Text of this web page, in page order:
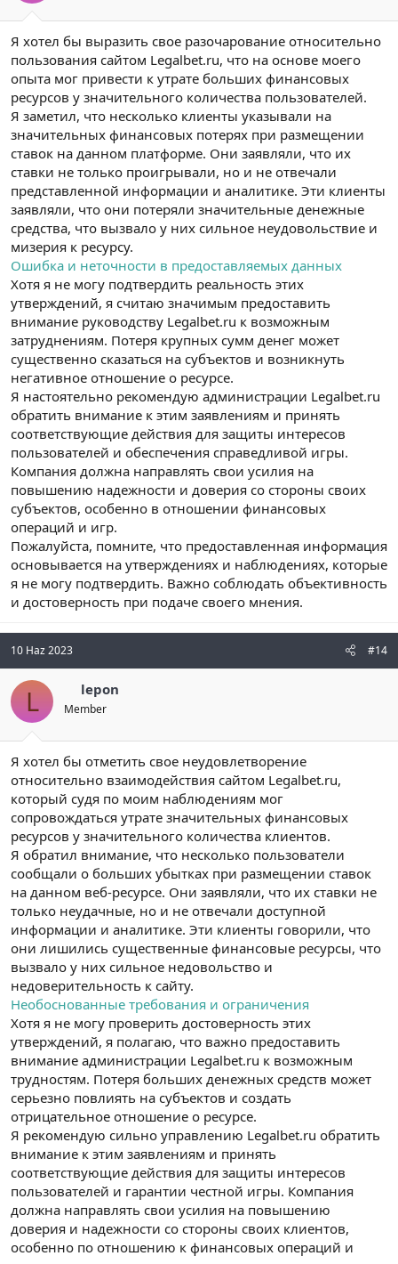
Я хотел бы выразить свое разочарование относительно
пользования сайтом Legalbet.ru, что на основе моего
опыта мог привести к утрате больших финансовых
ресурсов у значительного количества пользователей.
Я заметил, что несколько клиенты указывали на
значительных финансовых потерях при размещении
ставок на данном платформе. Они заявляли, что их
ставки не только проигрывали, но и не отвечали
представленной информации и аналитике. Эти клиенты
заявляли, что они потеряли значительные денежные
средства, что вызвало у них сильное неудовольствие и
мизерия к ресурсу.
Ошибка и неточности в предоставляемых данных
Хотя я не могу подтвердить реальность этих
утверждений, я считаю значимым предоставить
внимание руководству Legalbet.ru к возможным
затруднениям. Потеря крупных сумм денег может
существенно сказаться на субъектов и возникнуть
негативное отношение о ресурсе.
Я настоятельно рекомендую администрации Legalbet.ru
обратить внимание к этим заявлениям и принять
соответствующие действия для защиты интересов
пользователей и обеспечения справедливой игры.
Компания должна направлять свои усилия на
повышению надежности и доверия со стороны своих
субъектов, особенно в отношении финансовых
операций и игр.
Пожалуйста, помните, что предоставленная информация
основывается на утверждениях и наблюдениях, которые
я не могу подтвердить. Важно соблюдать объективность
и достоверность при подаче своего мнения.
10 Haz 2023 #14
L lepon
Member
Я хотел бы отметить свое неудовлетворение
относительно взаимодействия сайтом Legalbet.ru,
который судя по моим наблюдениям мог
сопровождаться утрате значительных финансовых
ресурсов у значительного количества клиентов.
Я обратил внимание, что несколько пользователи
сообщали о больших убытках при размещении ставок
на данном веб-ресурсе. Они заявляли, что их ставки не
только неудачные, но и не отвечали доступной
информации и аналитике. Эти клиенты говорили, что
они лишились существенные финансовые ресурсы, что
вызвало у них сильное недовольство и
недоверительность к сайту.
Необоснованные требования и ограничения
Хотя я не могу проверить достоверность этих
утверждений, я полагаю, что важно предоставить
внимание администрации Legalbet.ru к возможным
трудностям. Потеря больших денежных средств может
серьезно повлиять на субъектов и создать
отрицательное отношение о ресурсе.
Я рекомендую сильно управлению Legalbet.ru обратить
внимание к этим заявлениям и принять
соответствующие действия для защиты интересов
пользователей и гарантии честной игры. Компания
должна направлять свои усилия на повышению
доверия и надежности со стороны своих клиентов,
особенно по отношению к финансовых операций и